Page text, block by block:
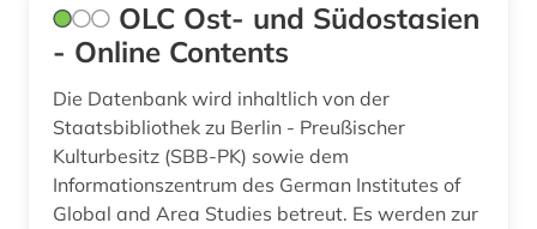
OLC Ost- und Südostasien
- Online Contents
Die Datenbank wird inhaltlich von der
Staatsbibliothek zu Berlin - Preußischer
Kulturbesitz (SBB-PK) sowie dem
Informationszentrum des German Institutes of
Global and Area Studies betreut. Es werden zur